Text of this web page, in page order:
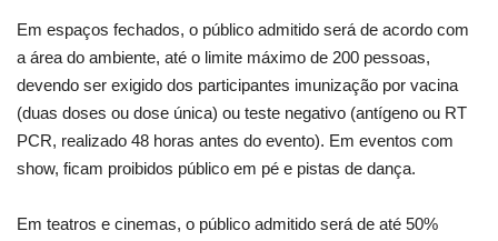
Em espaços fechados, o público admitido será de acordo com
a área do ambiente, até o limite máximo de 200 pessoas,
devendo ser exigido dos participantes imunização por vacina
(duas doses ou dose única) ou teste negativo (antígeno ou RT
PCR, realizado 48 horas antes do evento). Em eventos com
show, ficam proibidos público em pé e pistas de dança.
Em teatros e cinemas, o público admitido será de até 50%